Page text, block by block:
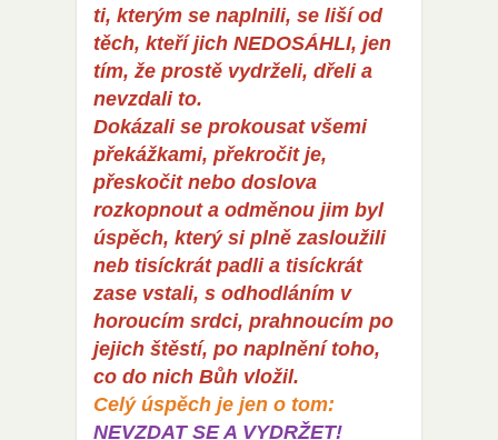
ti, kterým se naplnili, se liší od
těch, kteří jich NEDOSÁHLI, jen
tím, že prostě vydrželi, dřeli a
nevzdali to.
Dokázali se prokousat všemi
překážkami, překročit je,
přeskočit nebo doslova
rozkopnout a odměnou jim byl
úspěch, který si plně zasloužili
neb tisíckrát padli a tisíckrát
zase vstali, s odhodláním v
horoucím srdci, prahnoucím po
jejich štěstí, po naplnění toho,
co do nich Bůh vložil.
Celý úspěch je jen o tom:
NEVZDAT SE A VYDRŽET!